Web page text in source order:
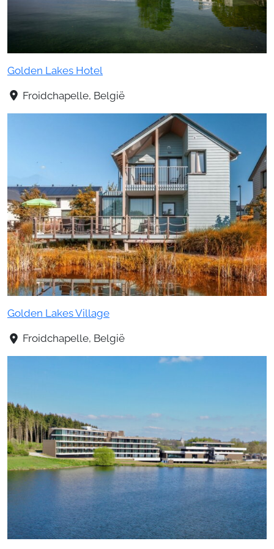
Golden Lakes Hotel
Froidchapelle, België
Golden Lakes Village
Froidchapelle, België